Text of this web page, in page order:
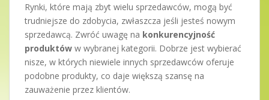
Rynki, które mają zbyt wielu sprzedawców, mogą być
trudniejsze do zdobycia, zwłaszcza jeśli jesteś nowym
sprzedawcą. Zwróć uwagę na konkurencyjność
produktów w wybranej kategorii. Dobrze jest wybierać
nisze, w których niewiele innych sprzedawców oferuje
podobne produkty, co daje większą szansę na
zauważenie przez klientów.